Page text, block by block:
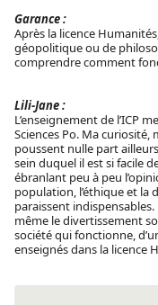
Garance :
Après la licence
géopolitique ou de
comprendre comment
Lili-Jane :
L’enseignement de l’ICP
Sciences Po. Ma curiosité,
poussent nulle part
sein duquel il est si facile
ébranlant peu à peu
population, l’éthique et
paraissent
même le divertissement
société qui fonctionne,
enseignés dans la licence